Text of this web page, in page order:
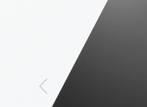
Previous